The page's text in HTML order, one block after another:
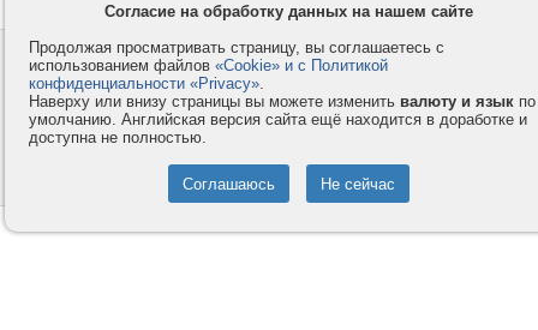
Контакты
Компания
Privacy и Cookie
Услуги
Как оплатить
Помощь
© 2008-2026
- Все права защищены.
Согласие на обработку данных на нашем сайте
Продолжая просматривать страницу, вы соглашаетесь с
использованием файлов «Cookie» и с Политикой
конфиденциальности «Privacy».
Наверху или внизу страницы вы можете изменить валюту и язык по
умолчанию. Английская версия сайта ещё находится в доработке и
доступна не полностью.